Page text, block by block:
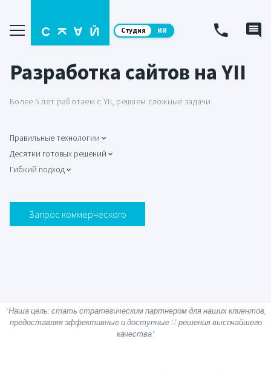
Студия ИИ
Разработка сайтов на YII
Более 5 лет работаем с YII, решаем сложные задачи
Правильные технологии
Десятки готовых решений
Гибкий подход
Запрос коммерческого
"Наша цель: стать стратегическим партнером для наших клиентов,
предоставляя эффективные и доступные IT решения высочайшего
качества"